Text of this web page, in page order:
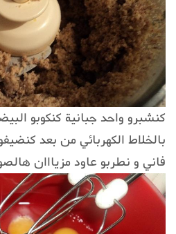
كنشبرو واحد جبانية كنكوبو
بالخلاط الكهربائي من بعد
فاني و نطربو عاود مزيااان